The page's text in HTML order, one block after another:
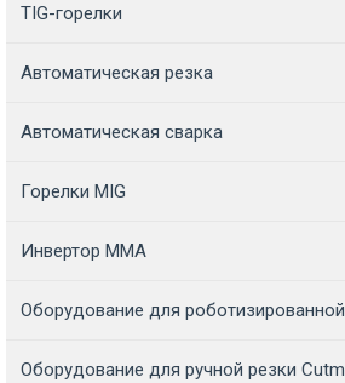
TIG-горелки
Автоматическая резка
Автоматическая сварка
Горелки MIG
Инвертор MMA
Оборудование для
Оборудование для ручной резки